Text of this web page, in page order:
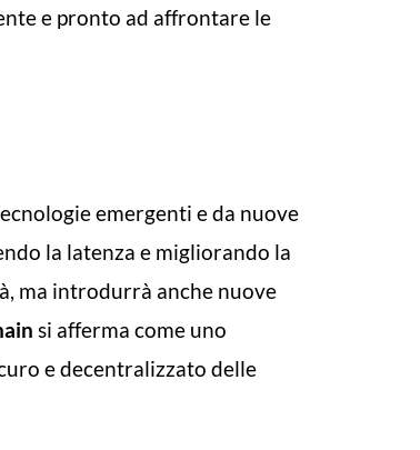
e pronto ad affrontare le
emergenti e da nuove
la latenza e migliorando la
ma introdurrà anche nuove
si afferma come uno
e decentralizzato delle